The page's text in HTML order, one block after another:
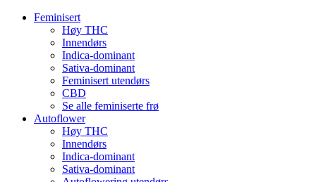
Feminisert
Høy THC
Innendørs
Indica-dominant
Sativa-dominant
Feminisert utendørs
CBD
Se alle feminiserte frø
Autoflower
Høy THC
Innendørs
Indica-dominant
Sativa-dominant